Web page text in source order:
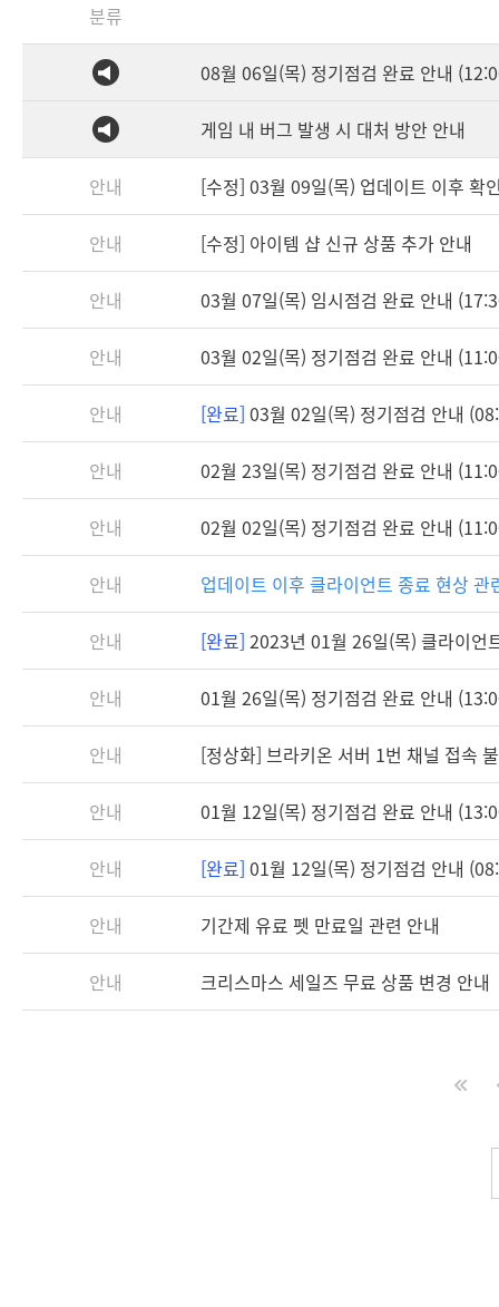
분류
08월 06일(목) 정기점검 완료 안내
게임 내 버그 발생 시 대처 방안 안내
안내 [수정] 03월 09일(목) 업데이트 이후 확
안내 [수정] 아이템 샵 신규 상품 추가 안내
안내 03월 07일(목) 임시점검 완료 안내
안내 03월 02일(목) 정기점검 완료 안내
안내 [완료] 03월 02일(목) 정기점검 안내
안내 02월 23일(목) 정기점검 완료 안내
안내 02월 02일(목) 정기점검 완료 안내
안내 업데이트 이후 클라이언트 종료 현상 관
안내 [완료] 2023년 01월 26일(목) 클라이언
안내 01월 26일(목) 정기점검 완료 안내
안내 [정상화] 브라키온 서버 1번 채널 접속
안내 01월 12일(목) 정기점검 완료 안내
안내 [완료] 01월 12일(목) 정기점검 안내
안내 기간제 유료 펫 만료일 관련 안내
안내 크리스마스 세일즈 무료 상품 변경 안내